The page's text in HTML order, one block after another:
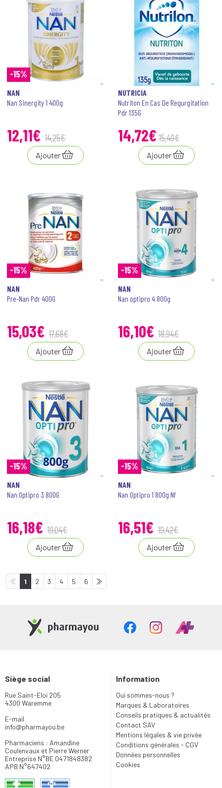
-15%
NAN
Nan Sinergity 1 400g
12,11€ 14,25€
Ajouter
NUTRICIA
Nutriton En Cas De Regurgitation
Pdr 135G
14,72€ 15,49€
Ajouter
-15%
NAN
Pre-Nan Pdr 400G
15,03€ 17,68€
Ajouter
-15%
NAN
Nan optipro 4 800g
16,10€ 18,94€
Ajouter
-15%
NAN
Nan Optipro 3 800G
16,18€ 19,04€
Ajouter
-15%
NAN
Nan Optipro 1 800g Nf
16,51€ 19,42€
Ajouter
1 2 3 4 5 6
Siège social
Rue Saint-Eloi 205
4300 Waremme
E-mail
info@pharmayou.be
Pharmaciens : Amandine
Coulenvaux et Pierre Werner
Entreprise N°BE 0471848382
APB N°647402
Information
Qui sommes-nous ?
Marques & Laboratoires
Conseils pratiques & actualités
Contact SAV
Mentions légales & vie privée
Conditions générales - CGV
Données personnelles
Cookies